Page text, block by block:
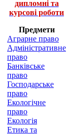
дипломні та
курсові роботи
Предмети
Аграрне право
Адміністративне
право
Банківське
право
Господарське
право
Екологічне
право
Екологія
Етика та